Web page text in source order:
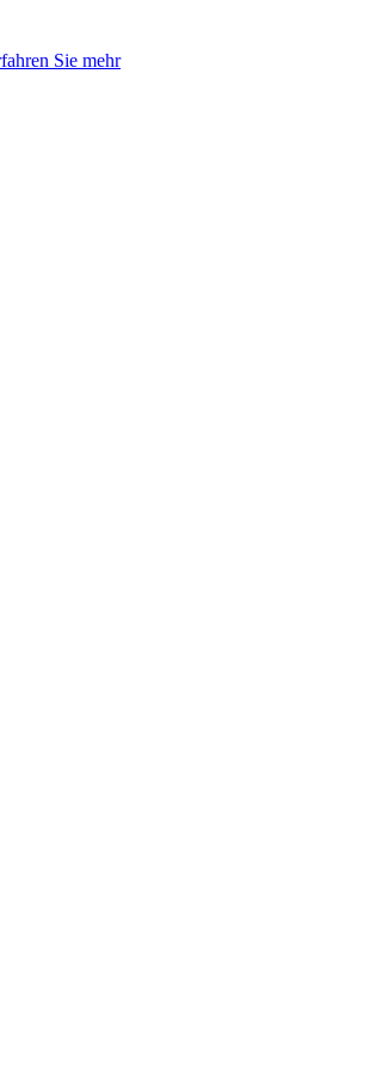
Sie mehr